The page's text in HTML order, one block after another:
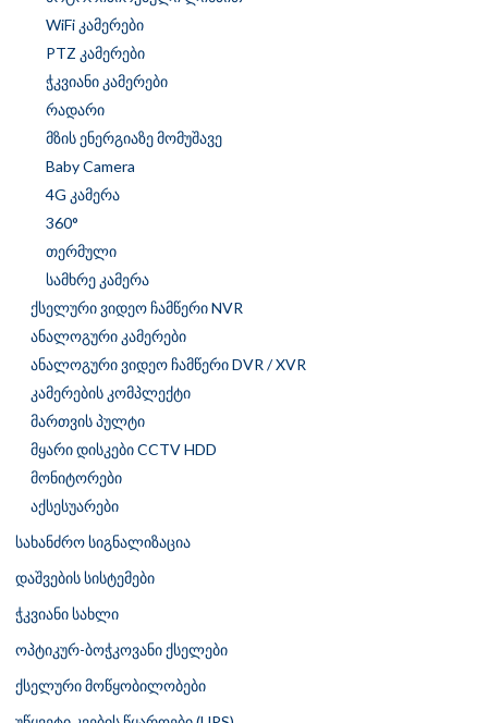
WiFi კამერები
PTZ კამერები
ჭკვიანი კამერები
რადარი
მზის ენერგიაზე მომუშავე
Baby Camera
4G კამერა
360°
თერმული
სამხრე კამერა
ქსელური ვიდეო ჩამწერი NVR
ანალოგური კამერები
ანალოგური ვიდეო ჩამწერი DVR / XVR
კამერების კომპლექტი
მართვის პულტი
მყარი დისკები CCTV HDD
მონიტორები
აქსესუარები
სახანძრო სიგნალიზაცია
დაშვების სისტემები
ჭკვიანი სახლი
ოპტიკურ-ბოჭკოვანი ქსელები
ქსელური მოწყობილობები